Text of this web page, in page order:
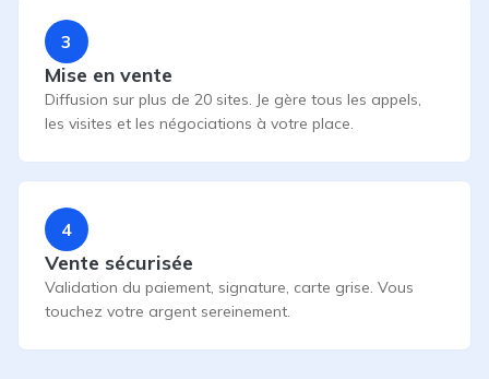
3
Mise en vente
Diffusion sur plus de 20 sites. Je gère tous les appels,
les visites et les négociations à votre place.
4
Vente sécurisée
Validation du paiement, signature, carte grise. Vous
touchez votre argent sereinement.